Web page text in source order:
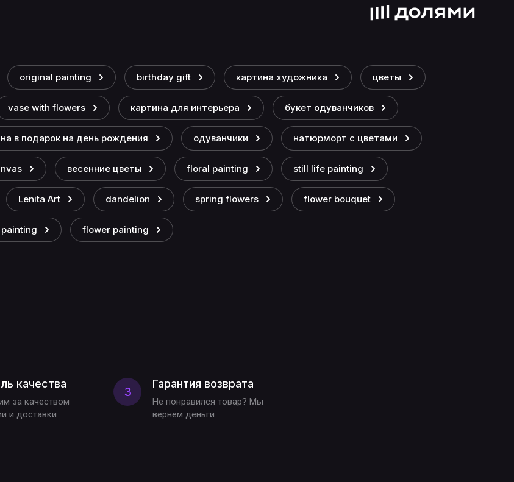
original painting birthday gift картина художника цветы
vase with flowers картина для интерьера букет одуванчиков
в подарок на день рождения одуванчики натюрморт с цветами
весенние цветы floral painting still life painting
Lenita Art dandelion spring flowers flower bouquet
flower painting
качества
за качеством
и доставки
3
Гарантия возврата
Не понравился товар? Мы
вернем деньги